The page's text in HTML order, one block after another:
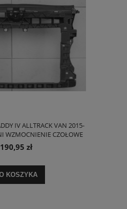
IV ALLTRACK VAN 2015-
WZMOCNIENIE CZOŁOWE
2K5805588
190,95 zł
KOSZYKA